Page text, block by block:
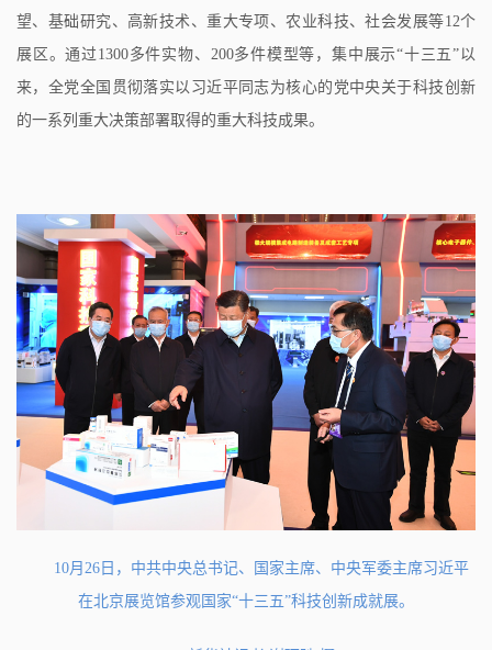
望、基础研究、高新技术、重大专项、农业科技、社会发展等12个
展区。通过1300多件实物、200多件模型等，集中展示“十三五”以
来，全党全国贯彻落实以习近平同志为核心的党中央关于科技创新
的一系列重大决策部署取得的重大科技成果。
10月26日，中共中央总书记、国家主席、中央军委主席习近平
在北京展览馆参观国家“十三五”科技创新成就展。